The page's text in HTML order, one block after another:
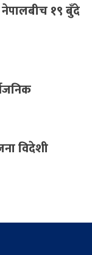
नेपालबीच १९ बुँदे
विदेशी